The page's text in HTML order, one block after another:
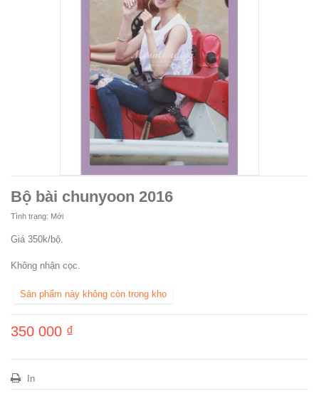
Bộ bài chunyoon 2016
Tình trạng: Mới
Giá 350k/bộ.
Không nhận cọc.
Sản phẩm này không còn trong kho
350 000 ₫
In